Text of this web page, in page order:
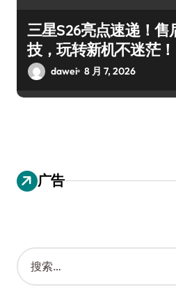
三星S26亮点速递！售
技，玩转新机不迷茫！
dawei 8 月 7, 2026
广告
搜
索
：